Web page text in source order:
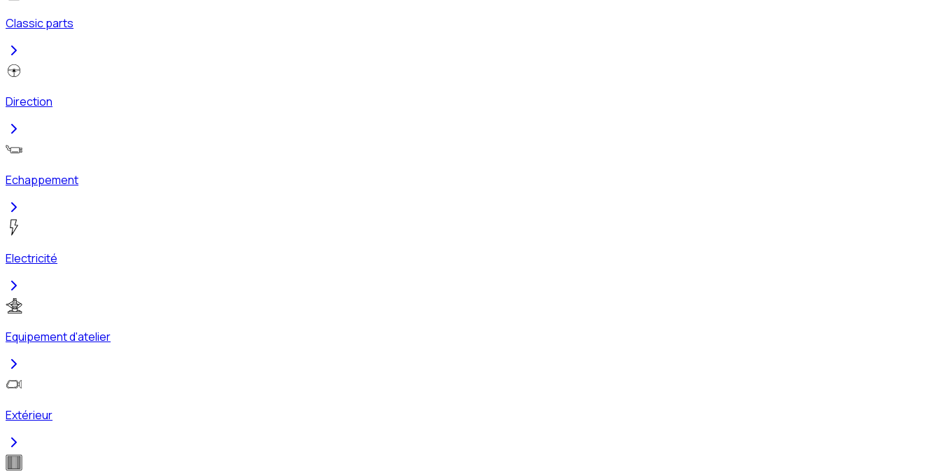
Classic parts
Direction
Echappement
Electricité
Equipement d'atelier
Extérieur